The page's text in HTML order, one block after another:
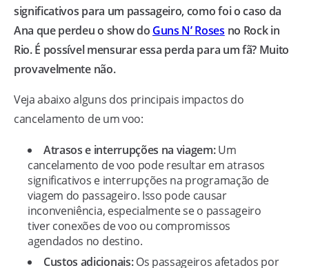
significativos para um passageiro, como foi o caso da
Ana que perdeu o show do Guns N’ Roses no Rock in
Rio. É possível mensurar essa perda para um fã? Muito
provavelmente não.
Veja abaixo alguns dos principais impactos do
cancelamento de um voo:
Atrasos e interrupções na viagem:Um
cancelamento de voo pode resultar em atrasos
significativos e interrupções na programação de
viagem do passageiro. Isso pode causar
inconveniência, especialmente se o passageiro
tiver conexões de voo ou compromissos
agendados no destino.
Custos adicionais:Os passageiros afetados por